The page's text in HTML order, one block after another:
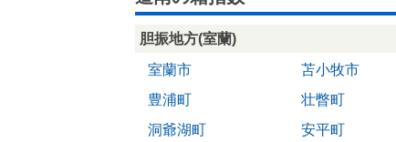
胆振地方(室蘭)
室蘭市
苫小牧市
豊浦町
壮瞥町
洞爺湖町
安平町